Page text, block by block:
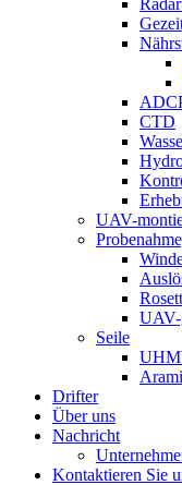
CTD
UAV-
UAV-
Seile
Drifter
Über uns
Nachricht
Kontaktieren Sie